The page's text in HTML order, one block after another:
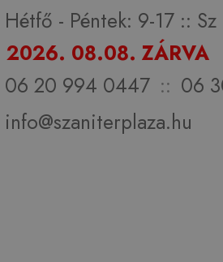
Hétfő - Péntek: 9-17 :: Sz
2026. 08.08. ZÁRVA
06 20 994 0447 :: 06
info@szaniterplaza.hu